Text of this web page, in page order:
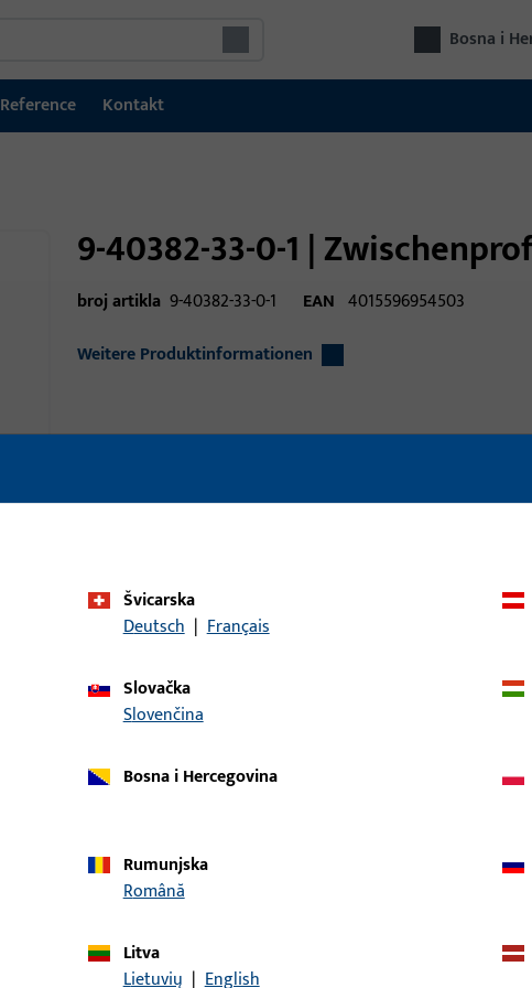
Bosna i
Reference Kontakt
9-40382-33-0-1 |
broj artikla 9-40382-33-0-1 EAN 4015596954503
Weitere Produktinformationen
Područje primjene
Tehnika prozora
Opis površine
Jedinica pakiranja
Švicarska
Deutsch | Français
Slovačka
Slovenčina
Bosna i Hercegovina
Rumunjska
Română
Litva
Lietuvių | English